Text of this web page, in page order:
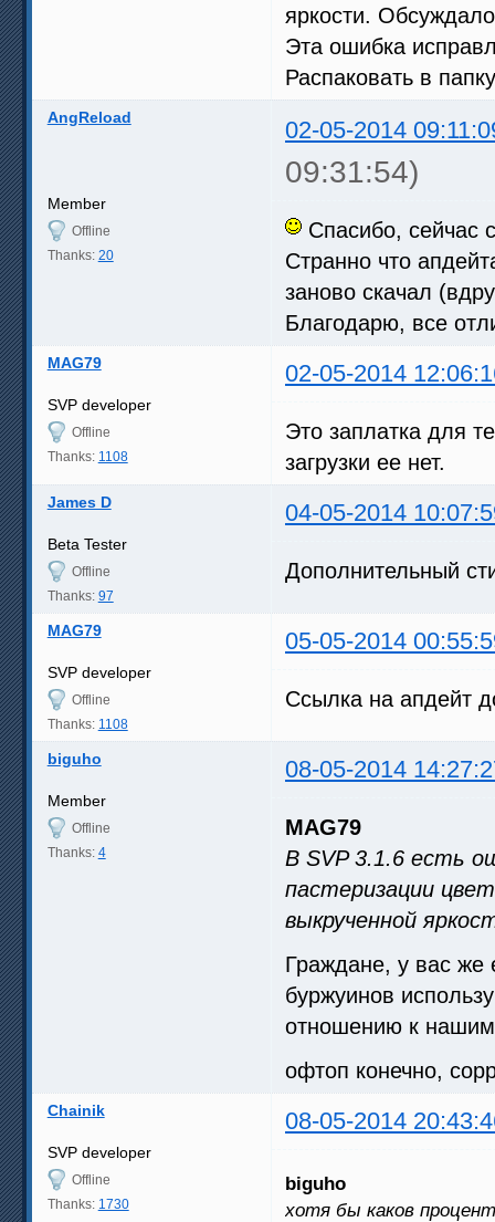
яркости.
Эта ошибка
Распаковать в
AngReload 02-05-2014
09:31:54)
Member
Offline
Thanks: 20
Спасибо, сейчас
Странно что
заново скачал
Благодарю, все
MAG79 02-05-2014
SVP developer
Offline
Thanks: 1108
Это заплатка для
загрузки ее нет.
James D 04-05-2014
Beta Tester
Offline
Thanks: 97
Дополнительный
MAG79 05-05-2014
SVP developer
Offline
Thanks: 1108
Ссылка на апдейт
biguho 08-05-2014
Member
Offline
Thanks: 4
MAG79
В SVP 3.1.6 есть
пастеризации
выкрученной
Граждане, у вас же
буржуинов
отношению к нашим,
офтоп конечно,
Chainik 08-05-2014
SVP developer
Offline
Thanks: 1730
biguho
хотя бы каков